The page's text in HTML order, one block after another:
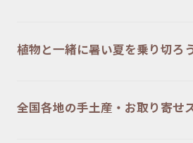
植物と一緒に暑い夏を乗り切ろ
全国各地の手土産・お取り寄せ